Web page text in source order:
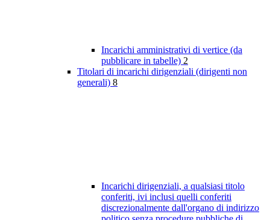
Incarichi amministrativi di vertice (da
pubblicare in tabelle) 2
Titolari di incarichi dirigenziali (dirigenti non
generali) 8
Incarichi dirigenziali, a qualsiasi titolo
conferiti, ivi inclusi quelli conferiti
discrezionalmente dall'organo di indirizzo